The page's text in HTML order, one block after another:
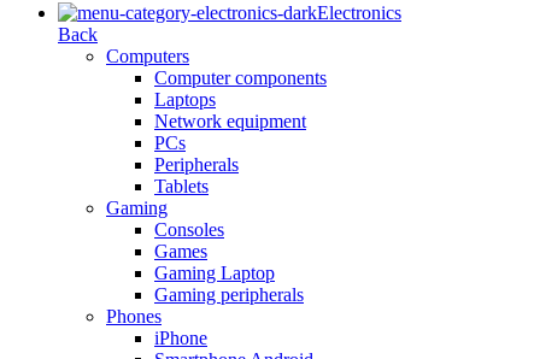
Electronics
Back
Computers
Computer components
Laptops
Network equipment
PCs
Peripherals
Tablets
Gaming
Consoles
Games
Gaming Laptop
Gaming peripherals
Phones
iPhone